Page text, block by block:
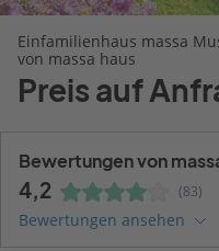
Einfamilienhaus massa
von massa haus
Preis auf
Bewertungen von
4,2 (83)
Bewertungen ansehen